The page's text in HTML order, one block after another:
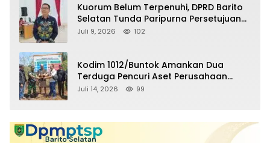
Kuorum Belum Terpenuhi, DPRD Barito
Selatan Tunda Paripurna Persetujuan
Raperda Pertanggungjawaban APBD
Juli 9, 2026 102
Kodim 1012/Buntok Amankan Dua
Terduga Pencuri Aset Perusahaan
Sitaan Satgas PKH, Satu Paket Diduga
Juli 14, 2026 99